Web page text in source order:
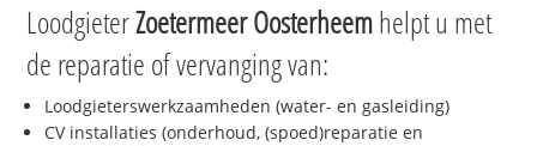
LoodgieterZoetermeer Oosterheemhelpt u met
de reparatie of vervanging van:
Loodgieterswerkzaamheden (water- en gasleiding)
CV installaties (onderhoud, (spoed)reparatie en